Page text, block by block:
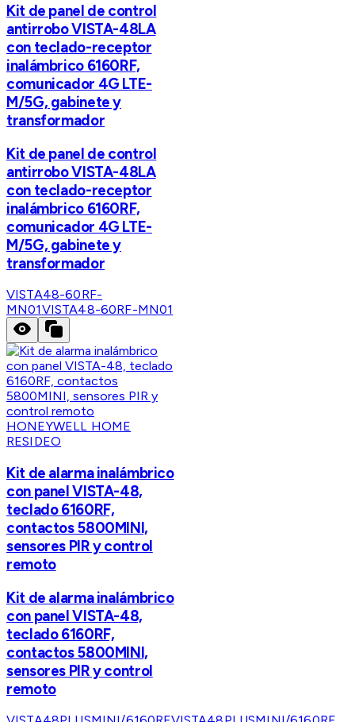
Kit de panel de control
antirrobo VISTA-48LA
con teclado-receptor
inalámbrico 6160RF,
comunicador 4G LTE-
M/5G, gabinete y
transformador
Kit de panel de control
antirrobo VISTA-48LA
con teclado-receptor
inalámbrico 6160RF,
comunicador 4G LTE-
M/5G, gabinete y
transformador
VISTA48-60RF-
MN01VISTA48-60RF-MN01
HONEYWELL HOME
RESIDEO
Kit de alarma inalámbrico
con panel VISTA-48,
teclado 6160RF,
contactos 5800MINI,
sensores PIR y control
remoto
Kit de alarma inalámbrico
con panel VISTA-48,
teclado 6160RF,
contactos 5800MINI,
sensores PIR y control
remoto